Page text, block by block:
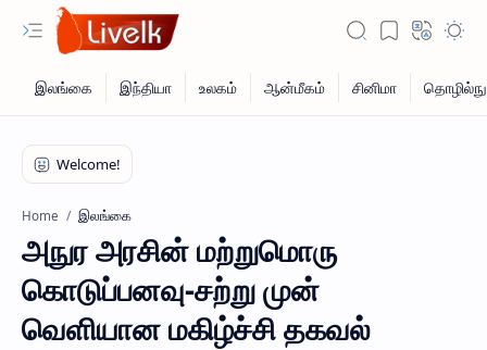
Home இலங்கை
அநுர அரசின் மற்றுமொரு
கொடுப்பனவு-சற்று முன்
வெளியான மகிழ்ச்சி தகவல்